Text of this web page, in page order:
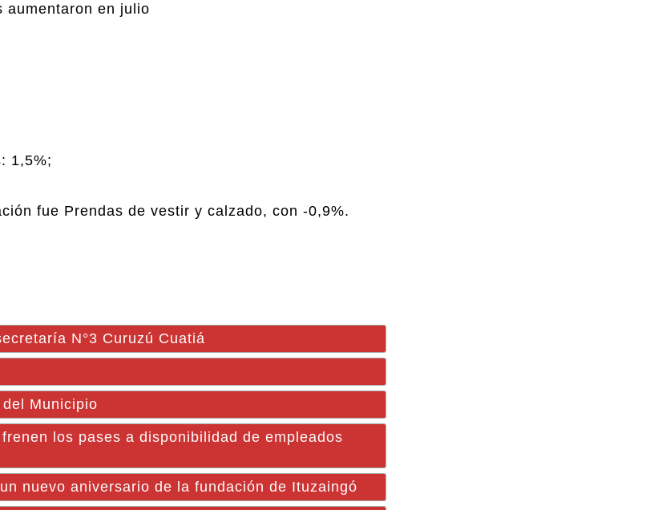
aumentaron en julio
1,5%;
fue Prendas de vestir y calzado, con -0,9%.
N°3 Curuzú Cuatiá
Municipio
los pases a disponibilidad de empleados
nuevo aniversario de la fundación de Ituzaingó